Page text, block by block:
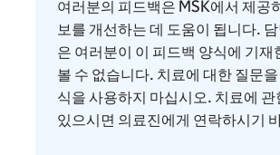
알
려
주
세
요
여러분의 피드백은 MSK에서 제공
보를 개선하는 데 도움이 됩니다.
은 여러분이 이 피드백 양식에 기재
볼 수 없습니다. 치료에 대한 질문
식을 사용하지 마십시오. 치료에 관
있으시면 의료진에게 연락하시기